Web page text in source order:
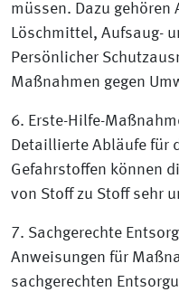
müssen. Dazu gehören
Löschmittel, Aufsaug-
Persönlicher
Maßnahmen gegen
6. Erste-Hilfe-
Detaillierte Abläufe für
Gefahrstoffen können
von Stoff zu Stoff sehr
7. Sachgerechte
Anweisungen für
sachgerechten